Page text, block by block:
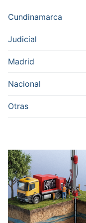
Cundinamarca
Judicial
Madrid
Nacional
Otras